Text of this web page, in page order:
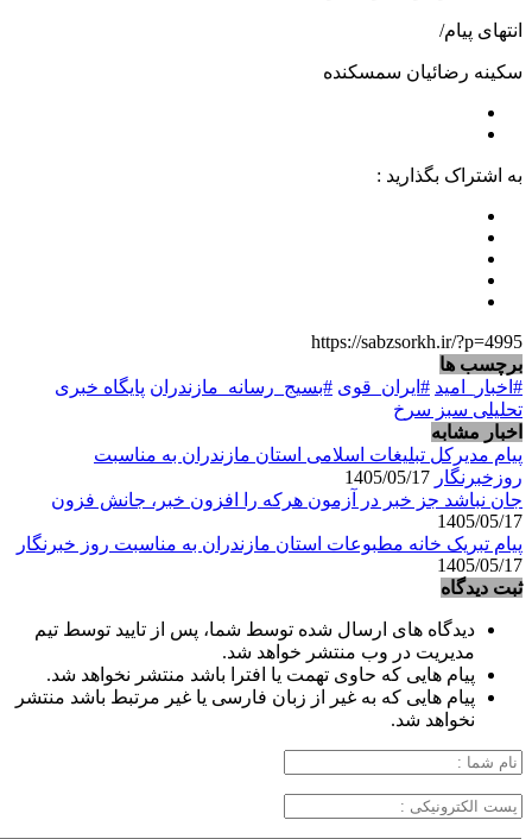
انتهای پیام/
سکینه رضائیان سمسکنده
به اشتراک بگذارید :
https://sabzsorkh.ir/?p=4995
برچسب ها
#اخبار_امید #ایران_قوی #بسیج_رسانه_مازندران پایگاه خبری
تحلیلی سبز سرخ
اخبار مشابه
پیام مدیرکل تبلیغات اسلامی استان مازندران به مناسبت
روزخبرنگار
جان نباشد جز خبر در آزمون هرکه را افزون خبر، جانش فزون
1405/05/17
پیام تبریک خانه مطبوعات استان مازندران به مناسبت روز خبرنگار
1405/05/17
ثبت دیدگاه
دیدگاه های ارسال شده توسط شما، پس از تایید توسط تیم
مدیریت در وب منتشر خواهد شد.
پیام هایی که حاوی تهمت یا افترا باشد منتشر نخواهد شد.
پیام هایی که به غیر از زبان فارسی یا غیر مرتبط باشد منتشر
نخواهد شد.